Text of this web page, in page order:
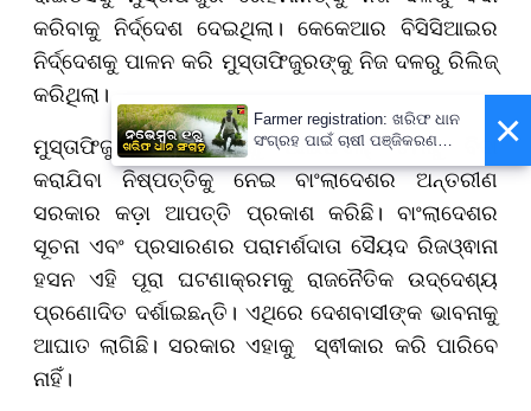
କରିବାକୁ ନିର୍ଦ୍ଦେଶ ଦେଇଥିଲା। କେକେଆର ବିସିସିଆଇର
ନିର୍ଦ୍ଦେଶକୁ ପାଳନ କରି ମୁସ୍ତାଫିଜୁରଙ୍କୁ ନିଜ ଦଳରୁ ରିଲିଜ୍
କରିଥିଲା।
ମୁସ୍ତାଫିଜୁର ରେହମାନଙ୍କୁ ଆଇପିଏଲ୍ ଟିମରୁ ବିଦା
କରାଯିବା ନିଷ୍ପତ୍ତିକୁ ନେଇ ବାଂଲାଦେଶର ଅନ୍ତରୀଣ
ସରକାର କଡ଼ା ଆପତ୍ତି ପ୍ରକାଶ କରିଛି। ବାଂଲାଦେଶର
ସୂଚନା ଏବଂ ପ୍ରସାରଣର ପରାମର୍ଶଦାତା ସୈୟଦ ରିଜଓ୍ଵାନା
ହସନ ଏହି ପୂରା ଘଟଣାକ୍ରମକୁ ରାଜନୈତିକ ଉଦ୍ଦେଶ୍ୟ
ପ୍ରଣୋଦିତ ଦର୍ଶାଇଛନ୍ତି। ଏଥିରେ ଦେଶବାସୀଙ୍କ ଭାବନାକୁ
ଆଘାତ ଲାଗିଛି। ସରକାର ଏହାକୁ ସ୍ଵୀକାର କରି ପାରିବେ
ନାହିଁ।
×
Farmer registration: ଖରିଫ ଧାନ
ସଂଗ୍ରହ ପାଇଁ ଚାଷୀ ପଞ୍ଜିକରଣ
ଆରମ୍ଭ, ଆସନ୍ତା ୩୧ ଯାଏଁ ଚାଲିବ
ପ୍ରକ୍ରିୟା